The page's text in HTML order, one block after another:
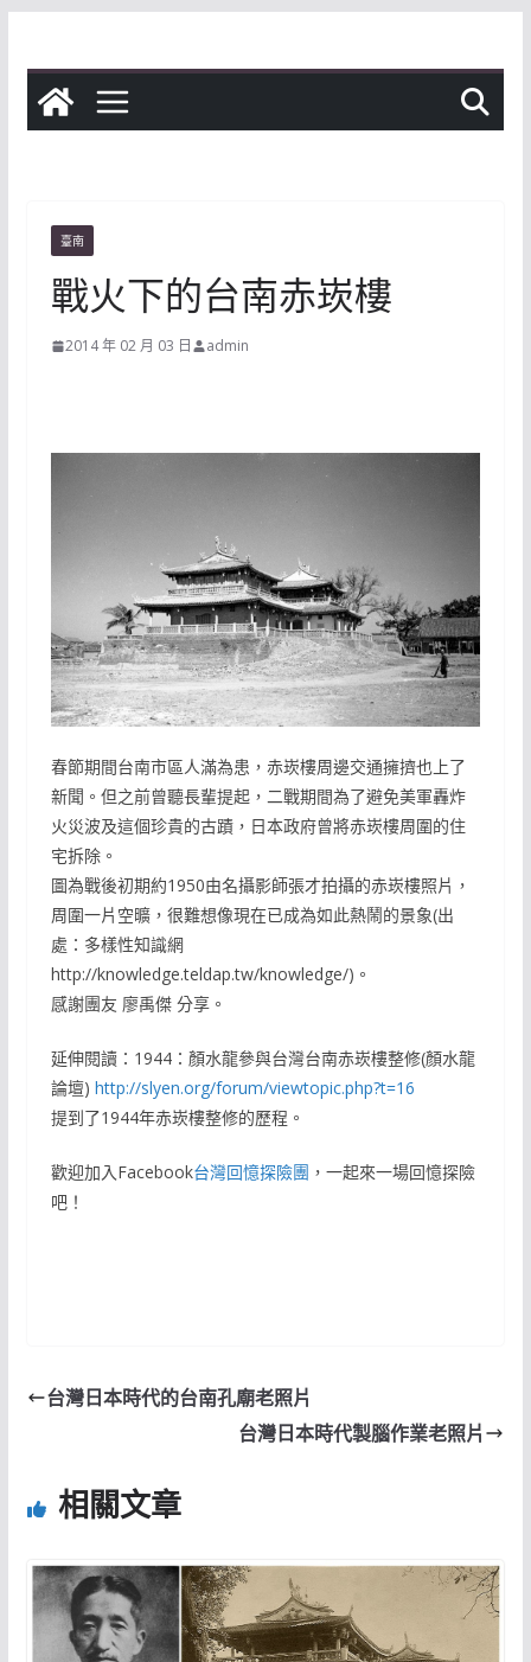
content
臺南
戰火下的台南赤崁樓
2014 年 02 月 03 日 admin
春節期間台南市區人滿為患，赤崁樓周邊交通擁擠也上了
新聞。但之前曾聽長輩提起，二戰期間為了避免美軍轟炸
火災波及這個珍貴的古蹟，日本政府曾將赤崁樓周圍的住
宅拆除。
圖為戰後初期約1950由名攝影師張才拍攝的赤崁樓照片，
周圍一片空曠，很難想像現在已成為如此熱鬧的景象(出
處：多樣性知識網
http://knowledge.teldap.tw/knowledge/)。
感謝團友 廖禹傑 分享。
延伸閱讀：1944：顏水龍參與台灣台南赤崁樓整修(顏水龍
論壇) http://slyen.org/forum/viewtopic.php?t=16
提到了1944年赤崁樓整修的歷程。
歡迎加入Facebook台灣回憶探險團 ，一起來一場回憶探險
吧！
台灣日本時代的台南孔廟老照片
台灣日本時代製腦作業老照片
相關文章